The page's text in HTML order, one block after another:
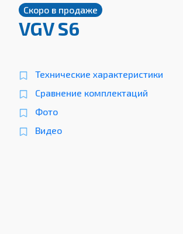
Скоро в продаже
VGV S6
Технические характеристики
Сравнение комплектаций
Фото
Видео